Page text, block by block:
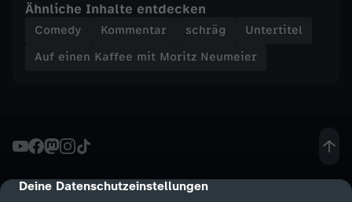
cmp-dialog-description
Deine Datenschutzeinstellungen
m
M
o
Ähnliche Inhalte entdecken
Comedy Kommentar schräg
Untertitel
Auf einen Kaffee mit Moritz Neumeier